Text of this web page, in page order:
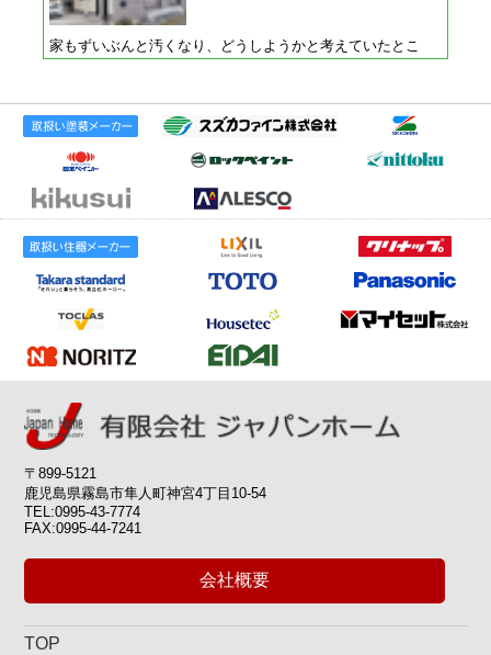
家もずいぶんと汚くなり、どうしようかと考えていたとこ
にありがとうございました。近所の人が紹介してほしい。と
のことですので、またご連絡いたします。
姶良市 I様
47万円
最初は数社見積もりを取ったんですが、対応がとても良く誠
した。説明を聞いてみて一番納得のできた会社でした。工事
た。金額的にも他社よりとても安いですが、丁寧な仕事をし
て頂きありがとうございました。また何かあればよろしくお
霧島市 K様
建物自体は斬新な作りですが結構古いので、塗装を変えただ
けで新築のようになりとても嬉しいです。
〒899-5121
鹿児島県霧島市隼人町神宮4丁目10-54
TEL:0995-43-7774
FAX:0995-44-7241
会社概要
TOP